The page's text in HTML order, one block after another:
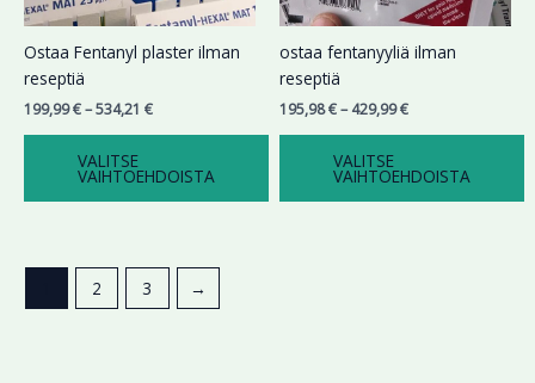
Ostaa Fentanyl plaster ilman
reseptiä
199,99€–534,21 €
VALITSE
VAIHTOEHDOISTA
muunnelma.
tehdä
valinnat
tuotteen
ostaa fentanyyliä ilman
reseptiä
195,98€– 429,99€
VALITSE
VAIHTOEHDOISTA
muunnelma.
tehdä
valinnat
tuotteen
2 3 →